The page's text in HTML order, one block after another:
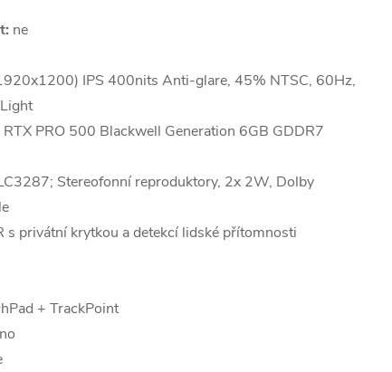
ne
IPS 400nits Anti-glare, 45% NTSC, 60Hz,
PRO 500 Blackwell Generation 6GB GDDR7
Stereofonní reproduktory, 2x 2W, Dolby
s privátní krytkou a detekcí lidské přítomnosti
+ TrackPoint